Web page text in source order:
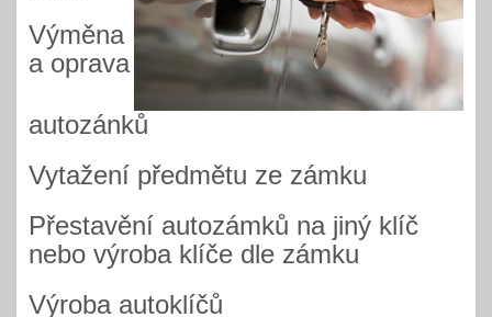
Výměna
a oprava
autozánků
Vytažení předmětu ze zámku
Přestavění autozámků na jiný klíč
nebo výroba klíče dle zámku
Výroba autoklíčů